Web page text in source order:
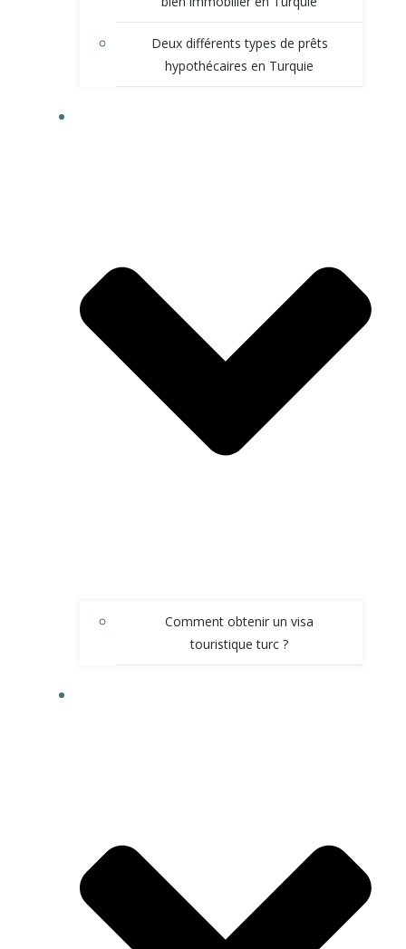
Deux différents types de prêts
hypothécaires en Turquie
Comment obtenir un visa
touristique turc ?